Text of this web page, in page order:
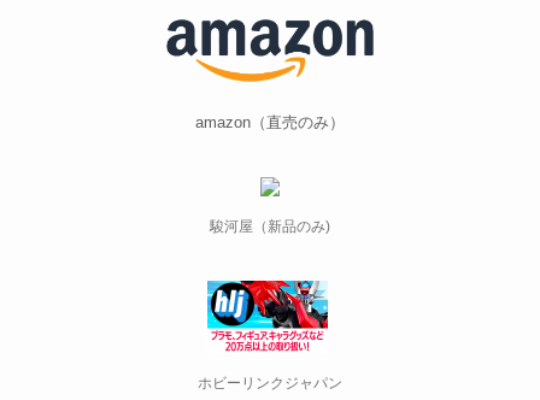
amazon（直売のみ）
ホビーリンクジャパン